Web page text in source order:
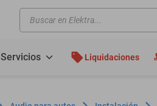
Buscar en Elektra...
Servicios Liquidaciones
motos